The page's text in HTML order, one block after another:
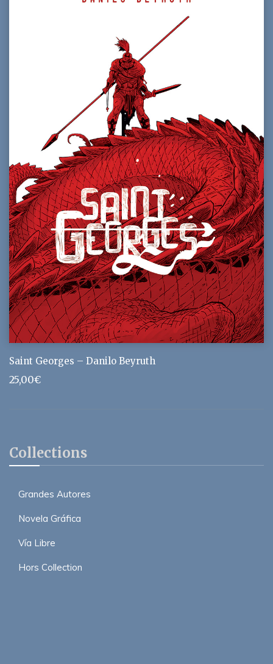
Collections
Grandes Autores
Novela Gráfica
Vía Libre
Hors Collection
Saint Georges – Danilo Beyruth
25,00€